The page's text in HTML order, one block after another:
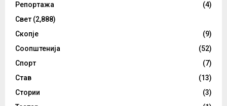
Репортажа
(4)
Свет (2,888)
Скопје
(9)
Соопштенија
(52)
Спорт
(7)
Став
(13)
Стории
(3)